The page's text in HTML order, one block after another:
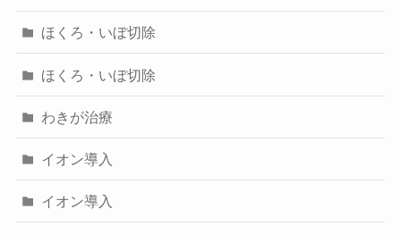
ほくろ・いぼ切除
ほくろ・いぼ切除
わきが治療
イオン導入
イオン導入